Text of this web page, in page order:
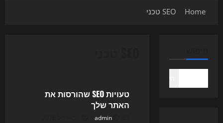
Home SEO טכני
טעויות SEO שהורסות את
האתר שלך
admin